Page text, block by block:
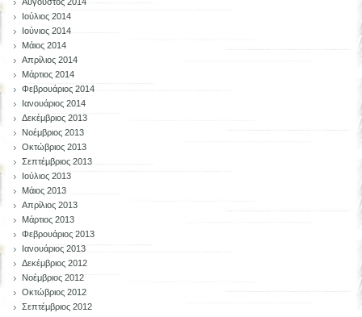
Ιούλιος 2014
Ιούνιος 2014
Μάιος 2014
Απρίλιος 2014
Μάρτιος 2014
Φεβρουάριος 2014
Ιανουάριος 2014
Δεκέμβριος 2013
Νοέμβριος 2013
Οκτώβριος 2013
Σεπτέμβριος 2013
Ιούλιος 2013
Μάιος 2013
Απρίλιος 2013
Μάρτιος 2013
Φεβρουάριος 2013
Ιανουάριος 2013
Δεκέμβριος 2012
Νοέμβριος 2012
Οκτώβριος 2012
Σεπτέμβριος 2012